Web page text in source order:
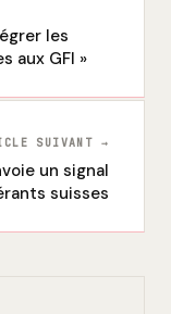
les
aux GFI »
SUIVANT →
un signal
suisses